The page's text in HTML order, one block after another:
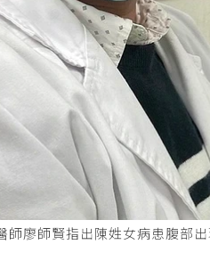
師廖師賢指出陳姓女病患腹部